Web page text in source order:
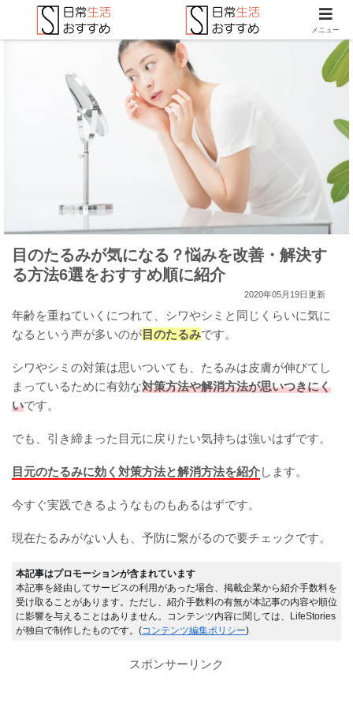
目のたるみが気になる？悩みを改善・解決す
る方法6選をおすすめ順に紹介
2020年05月19日更新
年齢を重ねていくにつれて、シワやシミと同じくらいに気に
なるという声が多いのが目のたるみです。
シワやシミの対策は思いついても、たるみは皮膚が伸びてし
まっているために有効な対策方法や解消方法が思いつきにく
いです。
でも、引き締まった目元に戻りたい気持ちは強いはずです。
目元のたるみに効く対策方法と解消方法を紹介します。
今すぐ実践できるようなものもあるはずです。
現在たるみがない人も、予防に繋がるので要チェックです。
本記事はプロモーションが含まれています
本記事を経由してサービスの利用があった場合、掲載企業から紹介手数料を
受け取ることがあります。ただし、紹介手数料の有無が本記事の内容や順位
に影響を与えることはありません。コンテンツ内容に関しては、LifeStories
が独自で制作したものです。(コンテンツ編集ポリシー)
スポンサーリンク
メニュー